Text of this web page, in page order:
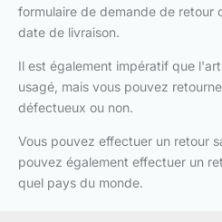
formulaire de demande de retour
date de livraison.
Il est également impératif que
usagé, mais vous pouvez
défectueux ou non.
Vous pouvez effectuer un retour
pouvez également effectuer un
quel pays du monde.